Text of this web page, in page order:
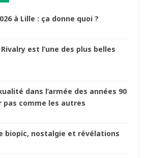
à Lille : ça donne quoi ?
est l’une des plus belles
dans l’armée des années 90
pas comme les autres
biopic, nostalgie et révélations